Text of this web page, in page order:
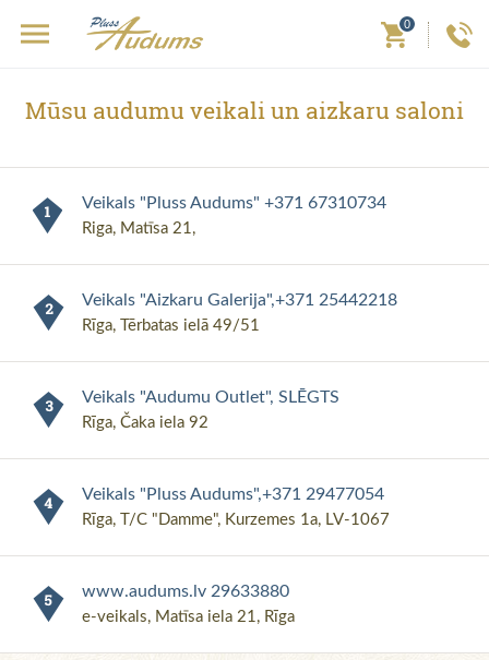
0
Mūsu audumu veikali un aizkaru saloni
Veikals "Pluss Audums" +371 67310734
Riga, Matīsa 21,
Veikals "Aizkaru Galerija",+371 25442218
Rīga, Tērbatas ielā 49/51
Veikals "Audumu Outlet", SLĒGTS
Rīga, Čaka iela 92
Veikals "Pluss Audums",+371 29477054
Rīga, T/C "Damme", Kurzemes 1a, LV-1067
www.audums.lv 29633880
e-veikals, Matīsa iela 21, Rīga